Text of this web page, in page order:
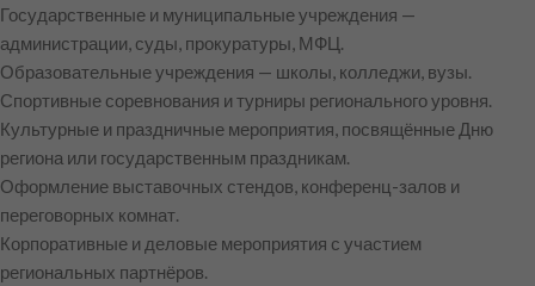
Государственные и муниципальные учреждения —
администрации, суды, прокуратуры, МФЦ.
Образовательные учреждения — школы, колледжи, вузы.
Спортивные соревнования и турниры регионального уровня.
Культурные и праздничные мероприятия, посвящённые Дню
региона или государственным праздникам.
Оформление выставочных стендов, конференц-залов и
переговорных комнат.
Корпоративные и деловые мероприятия с участием
региональных партнёров.